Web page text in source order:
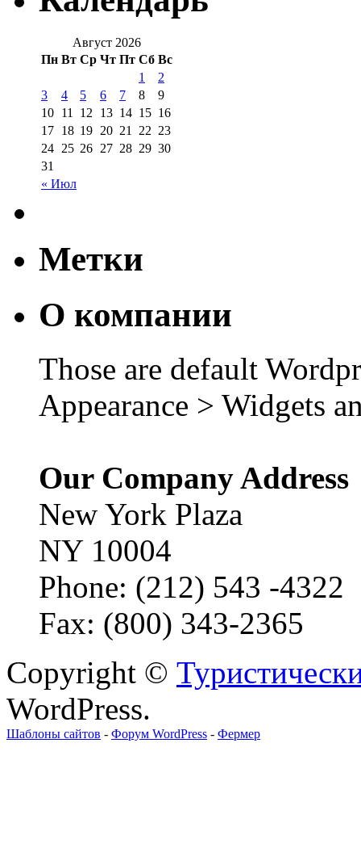
Август 2026
Пн Вт Ср Чт Пт Сб Вс
« Июл
1
2
3
4 5 6 7 8
9
10 11 12 13 14 15 16
17 18 19 20 21 22 23
24 25 26 27 28 29 30
31
Метки
О компании
Those are default
Appearance > Widgets
Our Company Address
New York Plaza
NY 10004
Phone: (212) 543 -4322
Fax: (800) 343-2365
Copyright ©
WordPress.
Шаблоны сайтов - Форум WordPress - Фермер